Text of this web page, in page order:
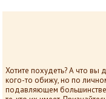
Хотите похудеть? А что вы
кого-то обижу, но по
подавляющем